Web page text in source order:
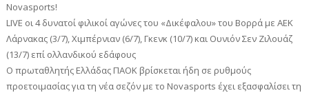
Novasports!
LIVE oι 4 δυνατοί φιλικοί αγώνες του «Δικέφαλου» του Βορρά με ΑΕΚ
Λάρνακας (3/7), Χιμπέρνιαν (6/7), Γκενκ (10/7) και Ουνιόν Σεν Ζιλουάζ
(13/7) επί ολλανδικού εδάφους
Ο πρωταθλητής Ελλάδας ΠΑΟΚ βρίσκεται ήδη σε ρυθμούς
προετοιμασίας για τη νέα σεζόν με το Novasports έχει εξασφαλίσει τη